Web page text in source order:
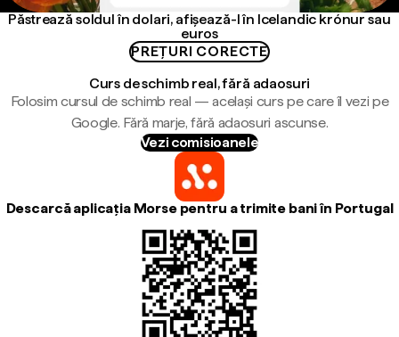
Păstrează soldul în dolari, afișează-l în Icelandic krónur sau
euros
PREȚURI CORECTE
Curs de schimb real, fără adaosuri
Folosim cursul de schimb real — același curs pe care îl vezi pe
Google. Fără marje, fără adaosuri ascunse.
Vezi comisioanele
Descarcă aplicația Morse pentru a trimite bani în Portugal